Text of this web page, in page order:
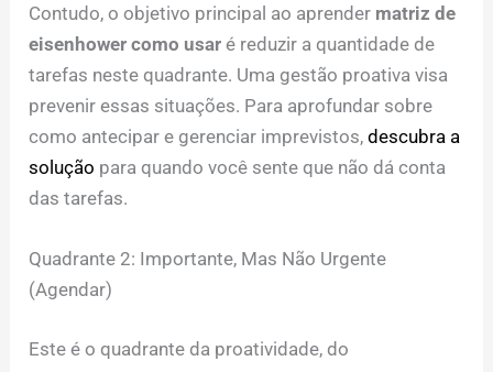
Contudo, o objetivo principal ao aprender matriz de
eisenhower como usar é reduzir a quantidade de
tarefas neste quadrante. Uma gestão proativa visa
prevenir essas situações. Para aprofundar sobre
como antecipar e gerenciar imprevistos,descubra a
solução para quando você sente que não dá conta
das tarefas.
Quadrante 2: Importante, Mas Não Urgente
(Agendar)
Este é o quadrante da proatividade, do